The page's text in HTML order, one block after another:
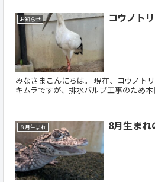
お知らせ コウノト
みなさまこんにちは。 現在、コウノト
キムラですが、排水バルブ工事のため
８月生まれ 8月生ま